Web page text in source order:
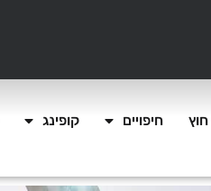
חיפויים קופינג